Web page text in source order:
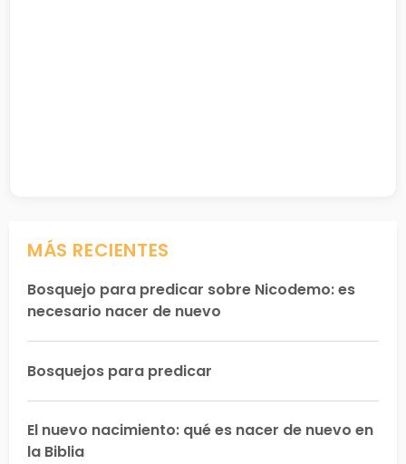
MÁS RECIENTES
Bosquejo para predicar sobre Nicodemo: es
necesario nacer de nuevo
Bosquejos para predicar
El nuevo nacimiento: qué es nacer de nuevo en
la Biblia